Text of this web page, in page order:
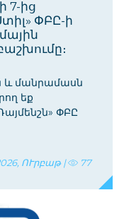
7-ից
ՓԲԸ-ի
և մանրամասն
եք
ՓԲԸ
ՈՒրբաթ | 77